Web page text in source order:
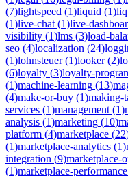
(7)lightspeed (1)liquid (1)
(1)live-chat (1)live-
visibility (1)lms (3)load-
seo (4)localization (24)
(1)lohnsteuer(1)looker(2)
(6)loyalty (3)loyalty-
(1)machine-learning (13)
(4)make-or-buy (1)making-
services (1)management (1)
analysis (1)marketing (10)
platform (4)marketplace (22
(1)marketplace-analytics (1)
integration (9)marketplace-
(1)marketplace-performance